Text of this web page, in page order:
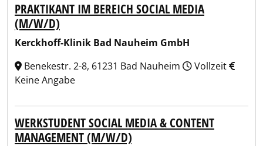
PRAKTIKANT IM BEREICH SOCIAL MEDIA
(M/W/D)
Kerckhoff-Klinik Bad Nauheim GmbH
Benekestr. 2-8, 61231 Bad Nauheim
Vollzeit
Keine Angabe
WERKSTUDENT SOCIAL MEDIA & CONTENT
MANAGEMENT (M/W/D)